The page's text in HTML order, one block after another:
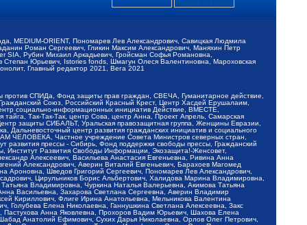
MEDIUM-ORIENT, Пономарев Лев Александрович, Савицкая Людмила
Роман Сергеевич, Гликин Максим Александрович, Маняхин Петр
Рубин Михаил Аркадьевич, Гройсман Софья Романовна,
Юрьевич, Istories fonds, Шмагун Олеся Валентиновна, Мароховская
Главный редактор 2021, Вега 2021
СПИДа, Фонд защиты прав граждан, СВЕЧА, Гуманитарное действие,
Союз, Российский Красный Крест, Центр Хасдей Ерушалаим,
социально-информационных инициатив Действие, ВМЕСТЕ,
Так-Так-Так, центр Сова, центр Анна, Проект Апрель, Самарская
защиты СИБАЛЬТ, Уральская правозащитная группа, Женщины Евразии,
Дальневосточный центр развития гражданских инициатив и социального
ЧЕЛОВЕКА, Частное учреждение Совета Министров северных стран,
прессы - Сибирь, Фонд поддержки свободы прессы, Гражданский
Институт Развития Свободы Информации, Экозащита!-Женсовет,
Алексеевич, Васильева Анастасия Евгеньевна, Ривина Анна
Александрович, Аверин Виталий Евгеньевич, Барахоев Магомед
Шведов Григорий Сергеевич, Пономарев Лев Александрович,
Цирульников Борис Альбертович, Халидова Марина Владимировна,
Владимировна, Чуркина Наталья Валерьевна, Акимова Татьяна
Васильевна, Захарова Светлана Сергеевна, Аверин Владимир
Кириллович, Флиге Ирина Анатольевна, Мельникова Валентина
Елена Николаевна, Ганнушкина Светлана Алексеевна, Закс
Анна Яковлевна, Прохоров Вадим Юрьевич, Шахова Елена
Анатолий Ефимович, Сухих Дарья Николаевна, Орлов Олег Петрович,